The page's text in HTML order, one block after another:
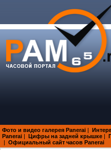
Фото и видео галерея Panerai |
Panerai | Цифры на задней крышке |
| Официальный сайт часов Panerai